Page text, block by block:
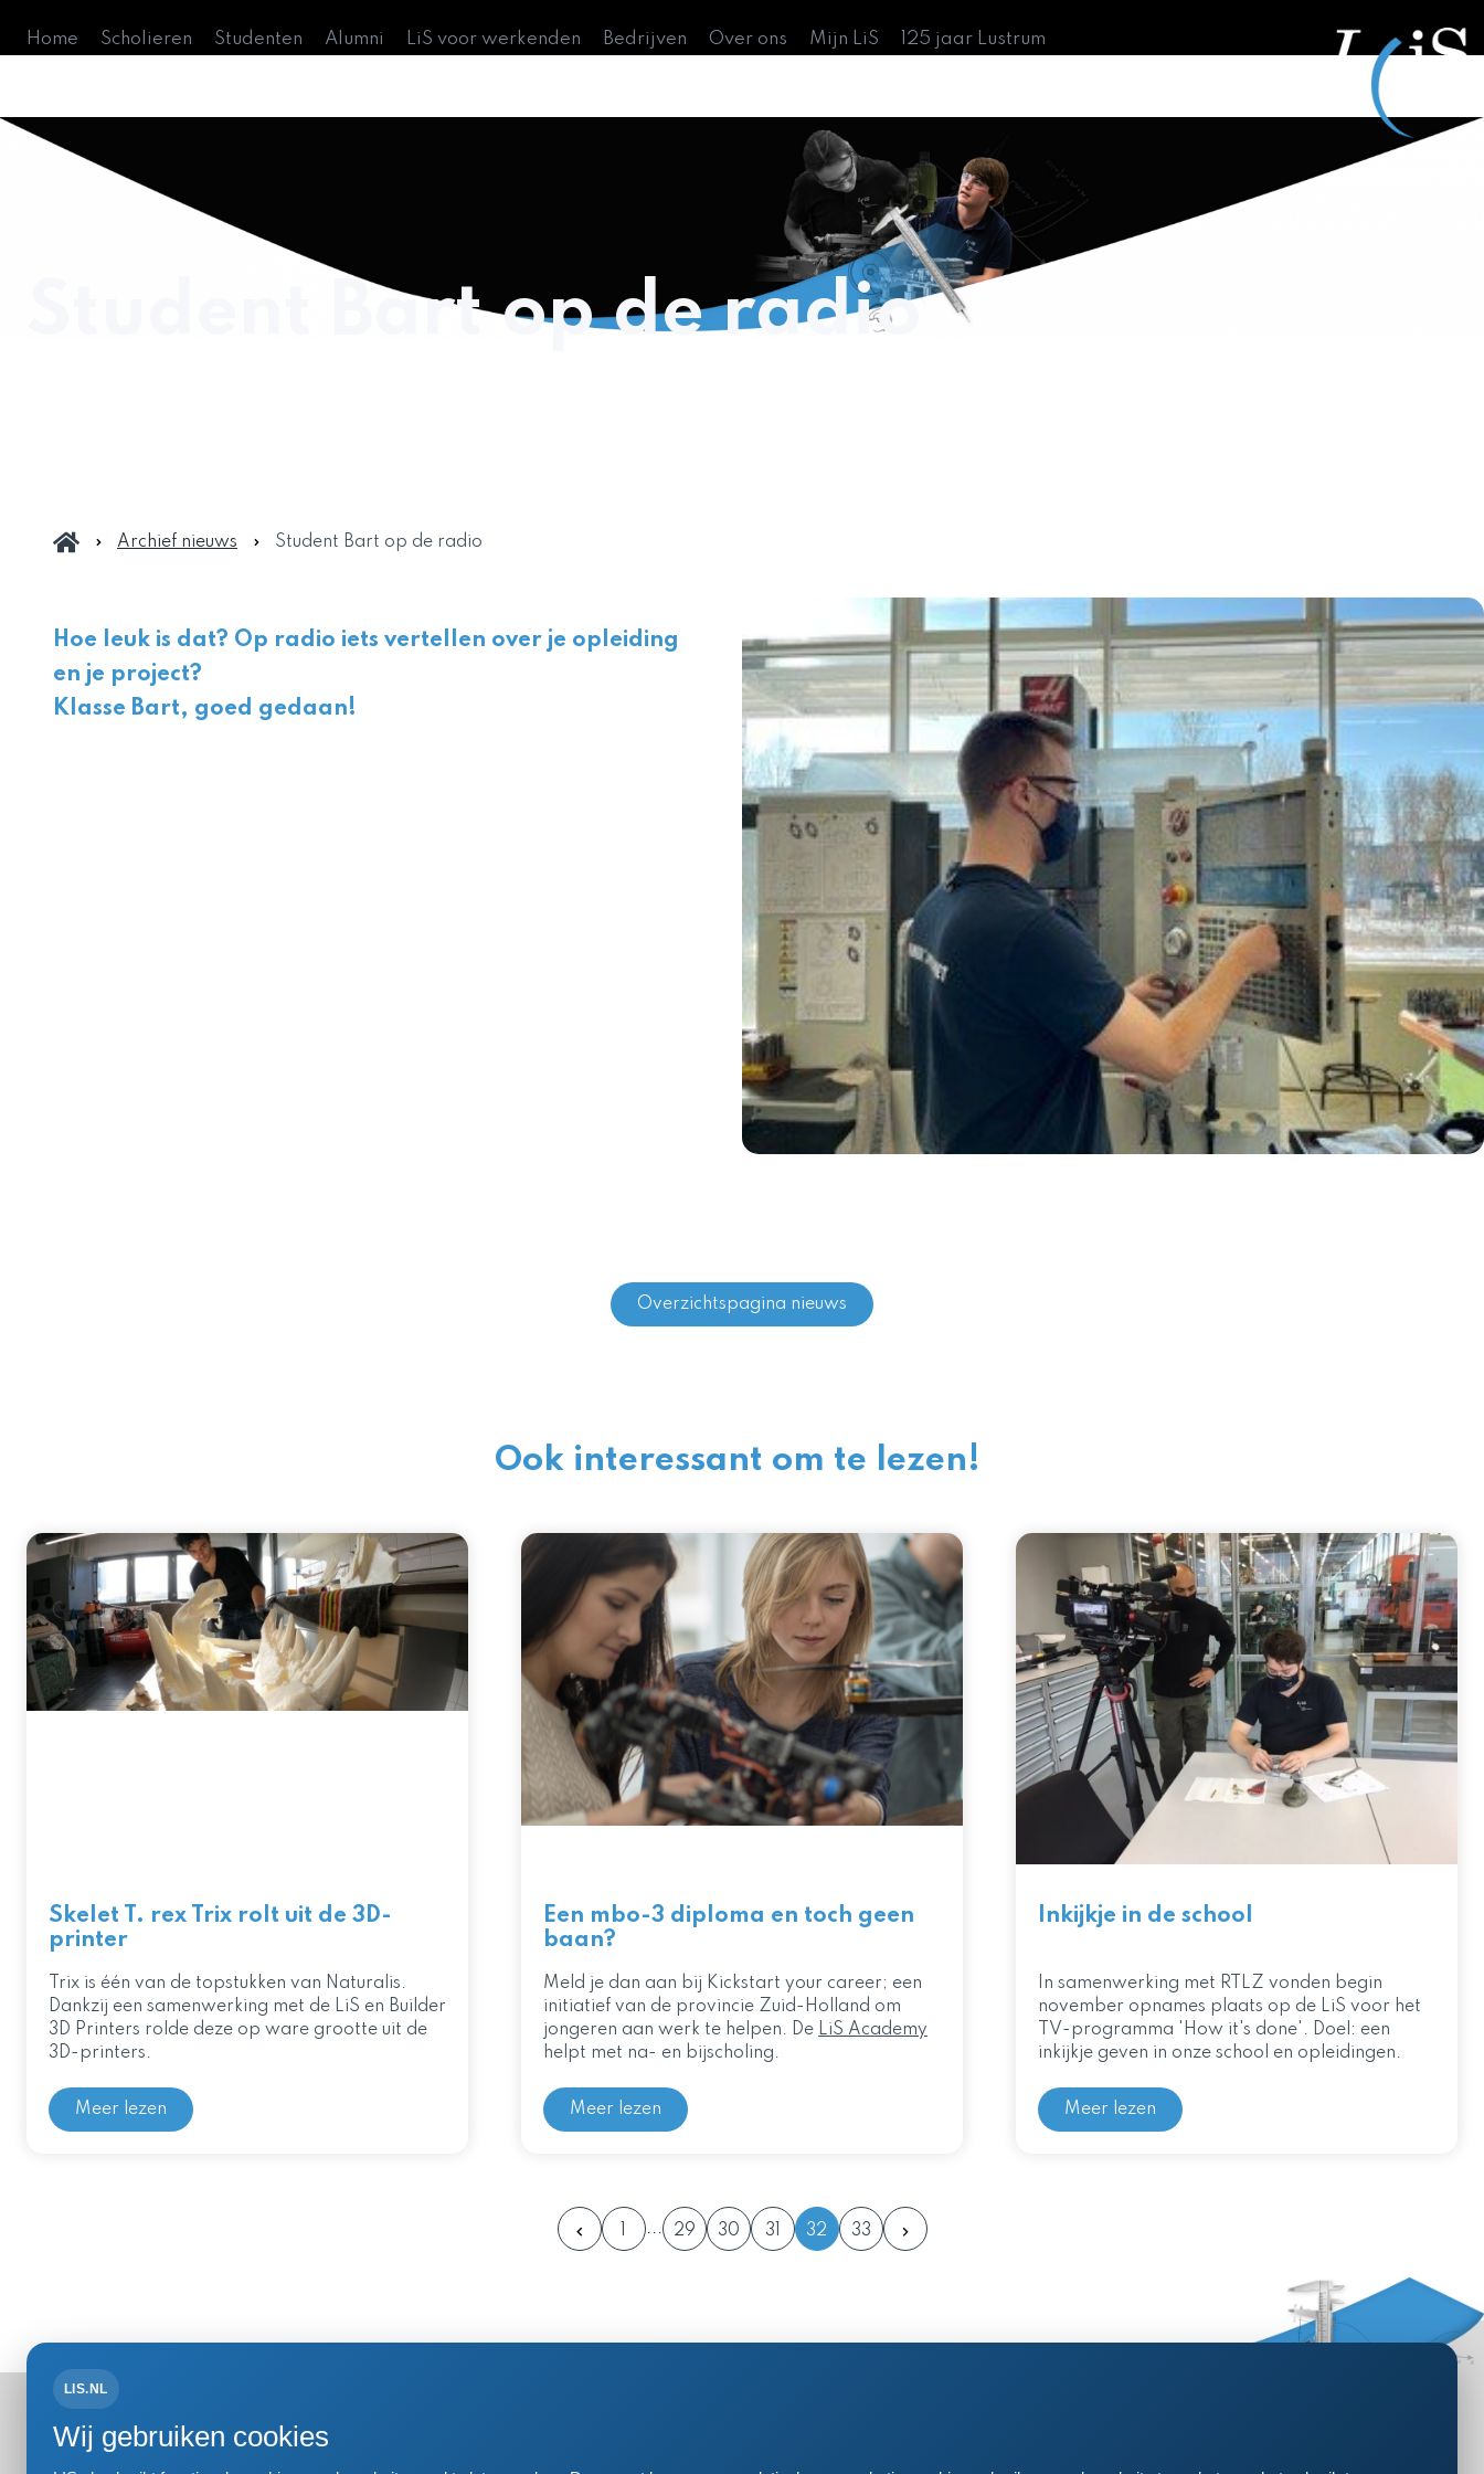
Home Scholieren Studenten Alumni LiS voor werkenden Bedrijven Over ons Mijn LiS 125 jaar Lustrum
Student Bart op de radio
Archief nieuws Student Bart op de radio
Hoe leuk is dat? Op radio iets vertellen over je opleiding
en je project?
Klasse Bart, goed gedaan!
Overzichtspagina nieuws
Ook interessant om te lezen!
Skelet T. rex Trix rolt uit de 3D-
printer
Trix is één van de topstukken van Naturalis.
Dankzij een samenwerking met de LiS en Builder
3D Printers rolde deze op ware grootte uit de
3D-printers.
Meer lezen
Een mbo-3 diploma en toch geen
baan?
Meld je dan aan bij Kickstart your career; een
initiatief van de provincie Zuid-Holland om
jongeren aan werk te helpen. De LiS Academy
helpt met na- en bijscholing.
Meer lezen
Inkijkje in de school
In samenwerking met RTLZ vonden begin
november opnames plaats op de LiS voor het
TV-programma 'How it's done'. Doel: een
inkijkje geven in onze school en opleidingen.
Meer lezen
29 30 31 32 33
LIS.NL
Wij gebruiken cookies